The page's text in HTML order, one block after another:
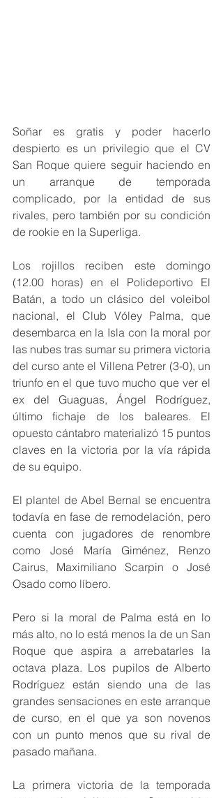
Soñar es gratis y poder hacerlo
despierto es un privilegio que el CV
San Roque quiere seguir haciendo en
un arranque de temporada
complicado, por la entidad de sus
rivales, pero también por su condición
de rookie en la Superliga.
Los rojillos reciben este domingo
(12.00 horas) en el Polideportivo El
Batán, a todo un clásico del voleibol
nacional, el Club Vóley Palma, que
desembarca en la Isla con la moral por
las nubes tras sumar su primera victoria
del curso ante el Villena Petrer (3-0), un
triunfo en el que tuvo mucho que ver el
ex del Guaguas, Ángel Rodríguez,
último fichaje de los baleares. El
opuesto cántabro materializó 15 puntos
claves en la victoria por la vía rápida
de su equipo.
El plantel de Abel Bernal se encuentra
todavía en fase de remodelación, pero
cuenta con jugadores de renombre
como José María Giménez, Renzo
Cairus, Maximiliano Scarpin o José
Osado como líbero.
Pero si la moral de Palma está en lo
más alto, no lo está menos la de un San
Roque que aspira a arrebatarles la
octava plaza. Los pupilos de Alberto
Rodríguez están siendo una de las
grandes sensaciones en este arranque
de curso, en el que ya son novenos
con un punto menos que su rival de
pasado mañana.
La primera victoria de la temporada